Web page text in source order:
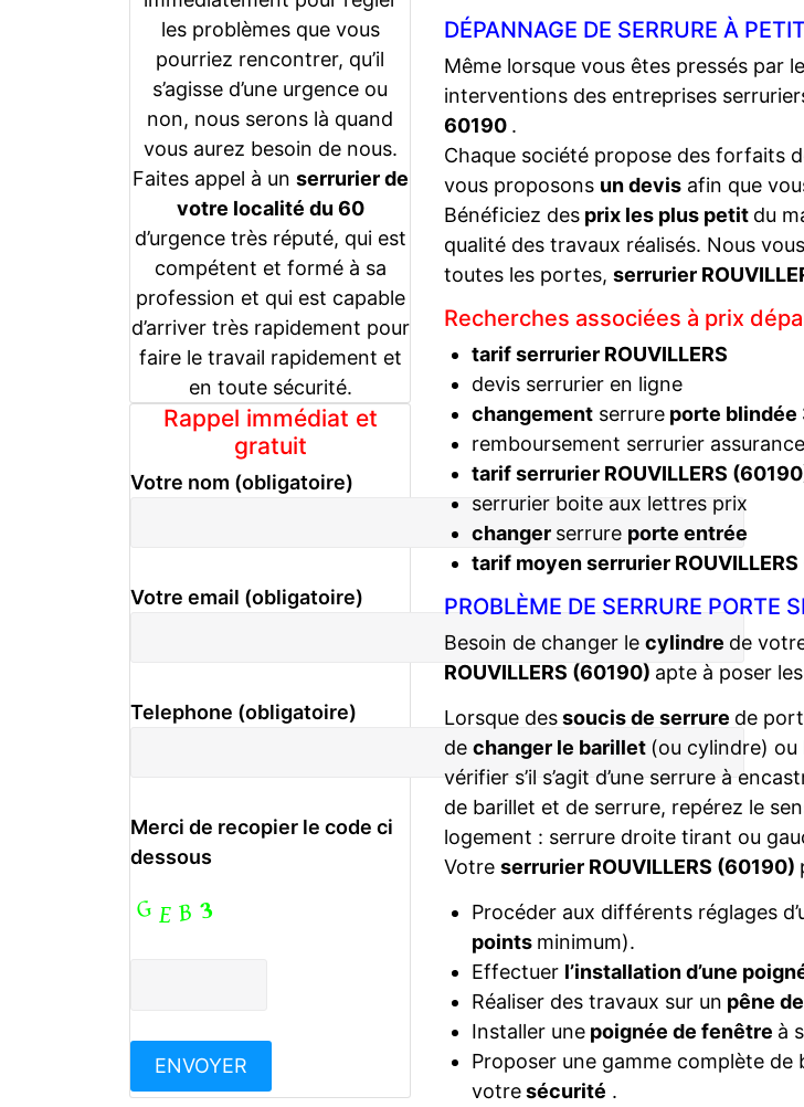
les problèmes que vous
pourriez rencontrer, qu’il
s’agisse d’une urgence ou
non, nous serons là quand
vous aurez besoin de nous.
Faites appel à un serrurier de
votre localité du 60
d’urgence très réputé, qui est
compétent et formé à sa
profession et qui est capable
d’arriver très rapidement pour
faire le travail rapidement et
en toute sécurité.
Rappel immédiat et
gratuit
Votre nom (obligatoire)
Votre email (obligatoire)
Telephone (obligatoire)
Merci de recopier le code ci
dessous
DÉPANNAGE DE SERRURE À
Même lorsque vous êtes pressés par
interventions des entreprises
60190 .
Chaque société propose des forfaits
vous proposons un devis afin que
Bénéficiez des prix les plus petit du
qualité des travaux réalisés. Nous
toutes les portes, serrurier
Recherches associées à prix
tarif serrurier ROUVILLERS
devis serrurier en ligne
changementserrureporte blindée
remboursement serrurier
tarif serrurier ROUVILLERS
serrurier boite aux lettres prix
changer serrure porte entrée
tarif moyen serrurier
PROBLÈME DE SERRURE PORTE
Besoin de changer le cylindre de
ROUVILLERS (60190) apte à poser
Lorsque dessoucis de serrure de
de changer le barillet (ou cylindre) ou
vérifier s’il s’agit d’une serrure à
de barillet et de serrure, repérez le
logement : serrure droite tirant ou
Votre serrurier ROUVILLERS (60190)
Procéder aux différents réglages
points minimum).
Effectuer l’installation d’une
Réaliser des travaux sur un pêne
Installer unepoignée de fenêtre à
Proposer une gamme complète
votresécurité .